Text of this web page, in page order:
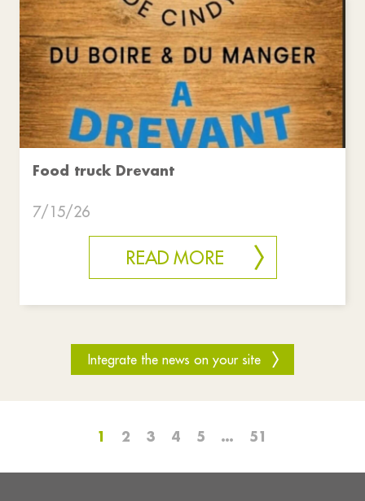
Food truck Drevant
7/15/26
READ MORE
Integrate the news on your site
1 2 3 4 5 … 51